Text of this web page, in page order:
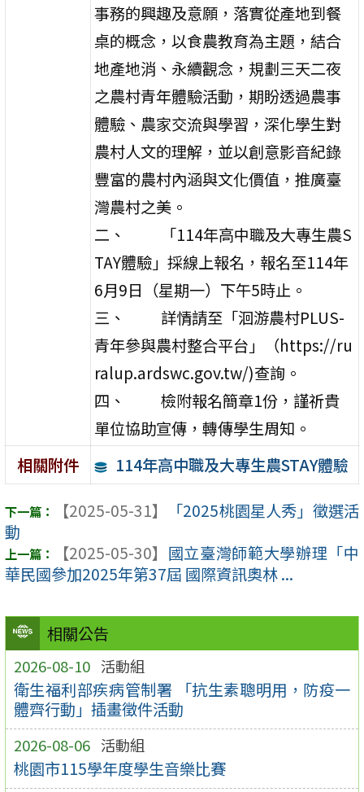
相關公告
2026-08-10 活動組
衛生福利部疾病管制署 「抗生素聰明用，防疫一
體齊行動」插畫徵件活動
2026-08-06 活動組
桃園市115學年度學生音樂比賽
事務的興趣及意願，落實從產地到餐
桌的概念，以食農教育為主題，結合
地產地消、永續觀念，規劃三天二夜
之農村青年體驗活動，期盼透過農事
體驗、農家交流與學習，深化學生對
農村人文的理解，並以創意影音紀錄
豐富的農村內涵與文化價值，推廣臺
灣農村之美。
二、 「114年高中職及大專生農S
TAY體驗」採線上報名，報名至114年
6月9日（星期一）下午5時止。
三、 詳情請至「洄游農村PLUS-
青年參與農村整合平台」（https://ru
ralup.ardswc.gov.tw/)查詢。
四、 檢附報名簡章1份，謹祈貴
單位協助宣傳，轉傳學生周知。
相關附件
114年高中職及大專生農STAY體驗
【2025-05-31】
「2025桃園星人秀」徵選活
動
【2025-05-30】 國立臺灣師範大學辦理「中
華民國參加2025年第37屆 國際資訊奧林 ...